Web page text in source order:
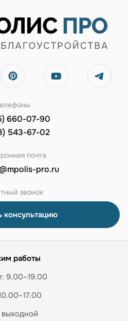
660-07-90
543-67-02
почта
pro.ru
звонок
консультацию
работы
9.00–19.00
выходной